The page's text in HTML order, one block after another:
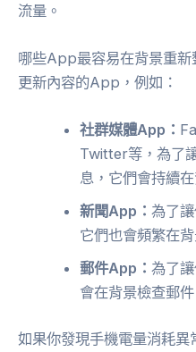
流量。
哪些App最容易在背景重
更新內容的App，例如：
社群媒體App：
Twitter等，為了
息，它們會持續
新聞App：為了
它們也會頻繁在
郵件App：為了
會在背景檢查郵件
如果你發現手機電量消耗